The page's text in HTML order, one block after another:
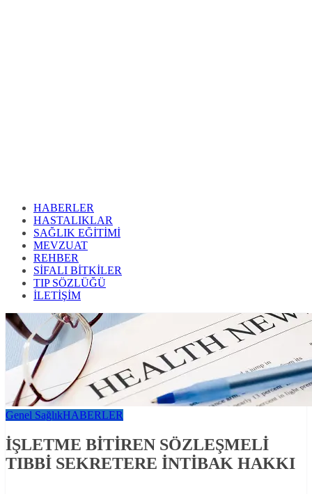
HABERLER
HASTALIKLAR
SAĞLIK EĞİTİMİ
MEVZUAT
REHBER
SİFALI BİTKİLER
TIP SÖZLÜĞÜ
İLETİŞİM
Genel SağlıkHABERLER
İŞLETME BİTİREN SÖZLEŞMELİ
TIBBİ SEKRETERE İNTİBAK HAKKI